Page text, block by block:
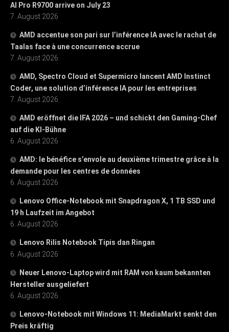
AI Pro R9700 arrive on July 23
7. August 2026
AMD accentue son pari sur l’inférence IA avec le rachat de
Taalas face à une concurrence accrue
7. August 2026
AMD, Spectro Cloud et Supermicro lancent AMD Instinct
Coder, une solution d’inférence IA pour les entreprises
7. August 2026
AMD eröffnet die IFA 2026 – und schickt den Gaming-Chef
auf die KI-Bühne
6. August 2026
AMD: le bénéfice s’envole au deuxième trimestre grâce à la
demande pour les centres de données
6. August 2026
Lenovo Office-Notebook mit Snapdragon X, 1 TB SSD und
19 h Laufzeit im Angebot
6. August 2026
Lenovo Rilis Notebook Tipis dan Ringan
6. August 2026
Neuer Lenovo-Laptop wird mit RAM von kaum bekannten
Hersteller ausgeliefert
6. August 2026
Lenovo-Notebook mit Windows 11: MediaMarkt senkt den
Preis kräftig